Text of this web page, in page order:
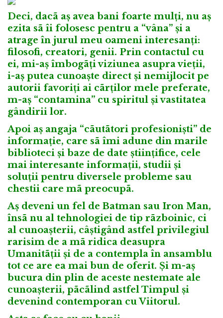
Deci, dacã aș avea bani foarte mulți, nu aș
ezita sã îi folosesc pentru a “vâna” și a
atrage în jurul meu oameni interesanți:
filosofi, creatori, genii. Prin contactul cu
ei, mi-aș îmbogãți viziunea asupra vieții,
i-aș putea cunoaște direct și nemijlocit pe
autorii favoriți ai cãrților mele preferate,
m-aș “contamina” cu spiritul și vastitatea
gândirii lor.
Apoi aș angaja “cãutãtori profesioniști” de
informație, care sã îmi adune din marile
biblioteci și baze de date științifice, cele
mai interesante informații, studii și
soluții pentru diversele probleme sau
chestii care mã preocupã.
Aș deveni un fel de Batman sau Iron Man,
însã nu al tehnologiei de tip rãzboinic, ci
al cunoașterii, câștigând astfel privilegiul
rarisim de a mã ridica deasupra
Umanitãții și de a contempla în ansamblu
tot ce are ea mai bun de oferit. Și m-aș
bucura din plin de aceste nestemate ale
cunoașterii, pãcãlind astfel Timpul și
devenind contemporan cu Viitorul.